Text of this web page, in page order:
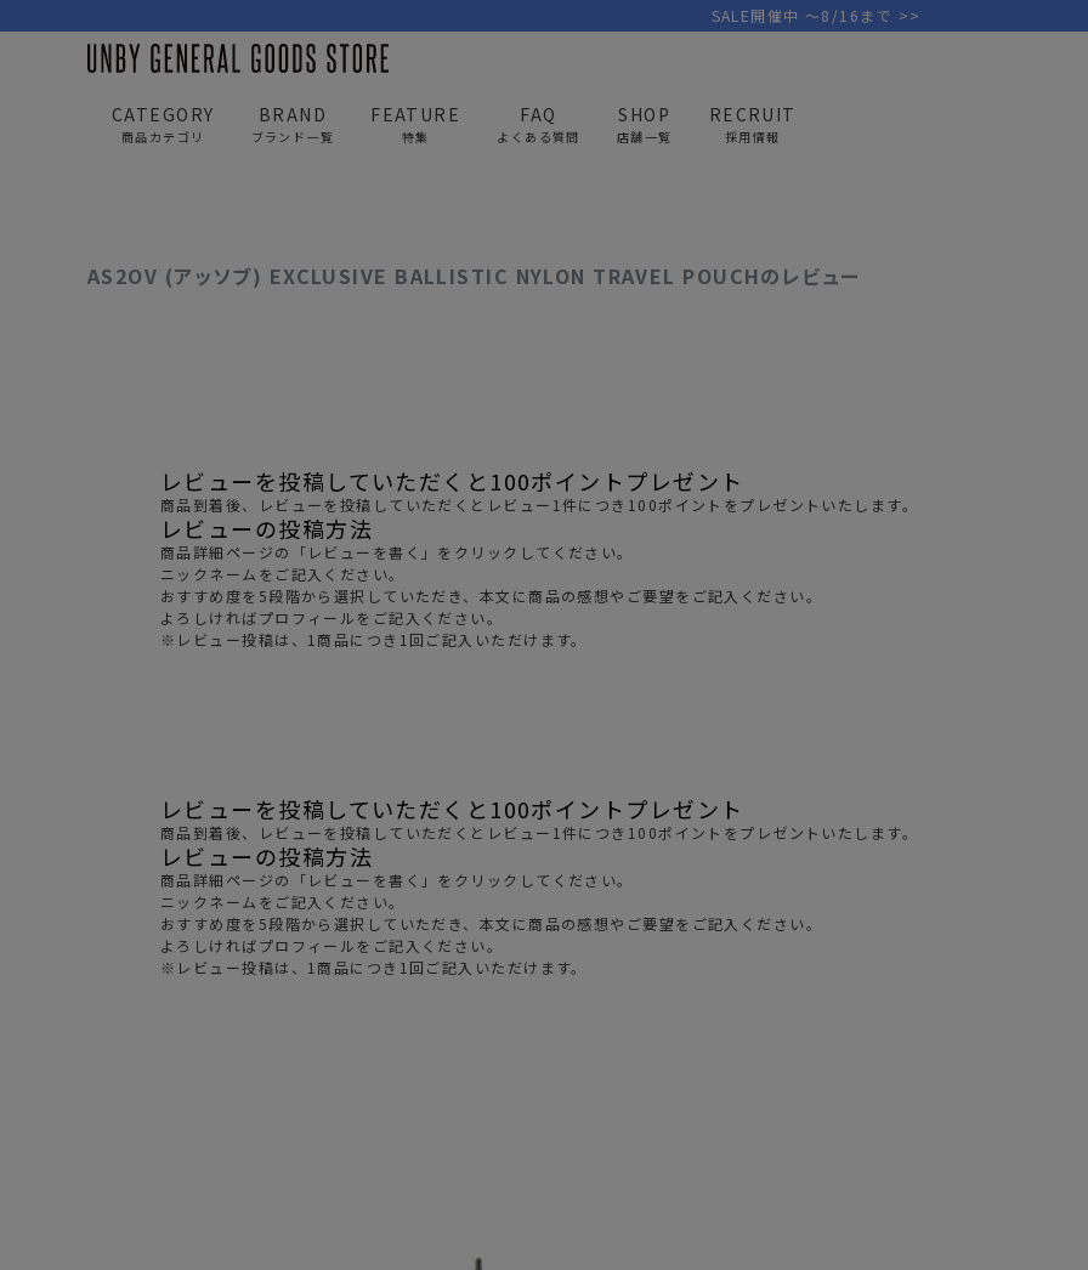
CATEGORY
商品カテゴリ
BAG
バッグ
トートバッグ/ボストン
ポーチ・クラッチ
APPAREL
アパレル
キャップ/帽子
サングラス/メガネ
時計
その他
OUTDOOR
アウトドア
寝具
フィールドギア
BRAND
ブランド一覧
FEATURE
特集
FAQ
よくある質問
SHOP
店舗一覧
RECRUIT
採用情報
SALE開催中 ～8/16まで >>
UNBY GENERAL GOODS STORE ITEM バッグ・ファッション AS2OV (アッソブ) EXCLUSIVE BALLISTIC NYLON TRAVEL POUCHのレビュー
AS2OV (アッソブ) EXCLUSIVE BALLISTIC NYLON TRAVEL POUCHのレビュー
レビューを投稿していただくと100ポイントプレゼント
商品到着後、レビューを投稿していただくとレビュー1件につき100ポイントをプレゼントいたします。
レビューの投稿方法
商品詳細ページの「レビューを書く」をクリックしてください。
ニックネームをご記入ください。
おすすめ度を5段階から選択していただき、本文に商品の感想やご要望をご記入ください。
よろしければプロフィールをご記入ください。
※レビュー投稿は、1商品につき1回ご記入いただけます。
レビューを投稿していただくと100ポイントプレゼント
商品到着後、レビューを投稿していただくとレビュー1件につき100ポイントをプレゼントいたします。
レビューの投稿方法
商品詳細ページの「レビューを書く」をクリックしてください。
ニックネームをご記入ください。
おすすめ度を5段階から選択していただき、本文に商品の感想やご要望をご記入ください。
よろしければプロフィールをご記入ください。
※レビュー投稿は、1商品につき1回ご記入いただけます。